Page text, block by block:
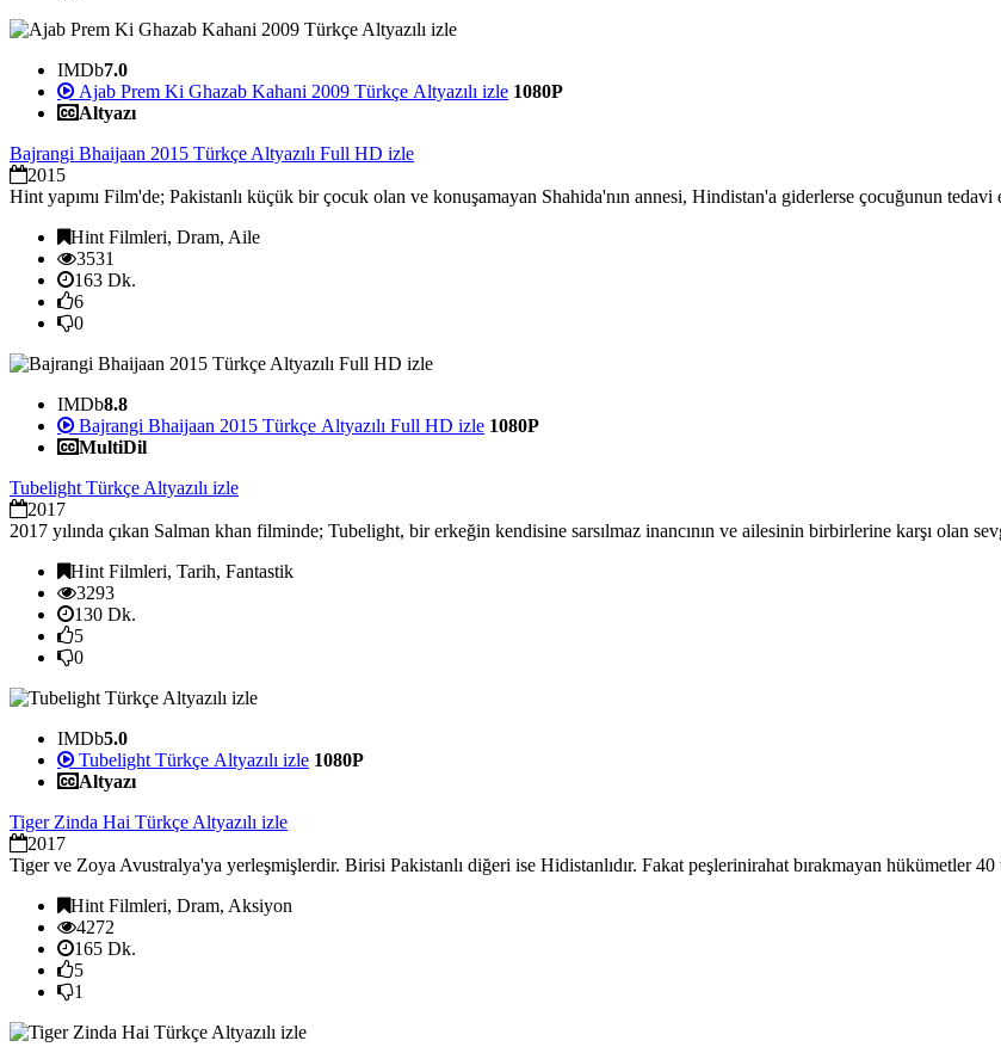
IMDb7.0
Ajab Prem Ki Ghazab Kahani 2009 Türkçe Altyazılı izle 1080P
Altyazı
Bajrangi Bhaijaan 2015 Türkçe Altyazılı Full HD izle
2015
Hint yapımı Film'de; Pakistanlı küçük bir çocuk olan ve konuşamayan Shahida'nın annesi, Hindistan'a giderlerse çocuğunun
Hint Filmleri, Dram, Aile
3531
163 Dk.
6
0
IMDb8.8
Bajrangi Bhaijaan 2015 Türkçe Altyazılı Full HD izle 1080P
MultiDil
Tubelight Türkçe Altyazılı izle
2017
2017 yılında çıkan Salman khan filminde; Tubelight, bir erkeğin kendisine sarsılmaz inancının ve ailesinin birbirlerine karşı olan
Hint Filmleri, Tarih, Fantastik
3293
130 Dk.
5
0
IMDb5.0
Tubelight Türkçe Altyazılı izle 1080P
Altyazı
Tiger Zinda Hai Türkçe Altyazılı izle
2017
Tiger ve Zoya Avustralya'ya yerleşmişlerdir. Birisi Pakistanlı diğeri ise Hidistanlıdır. Fakat peşlerinirahat bırakmayan hükümetler 40
Hint Filmleri, Dram, Aksiyon
4272
165 Dk.
5
1